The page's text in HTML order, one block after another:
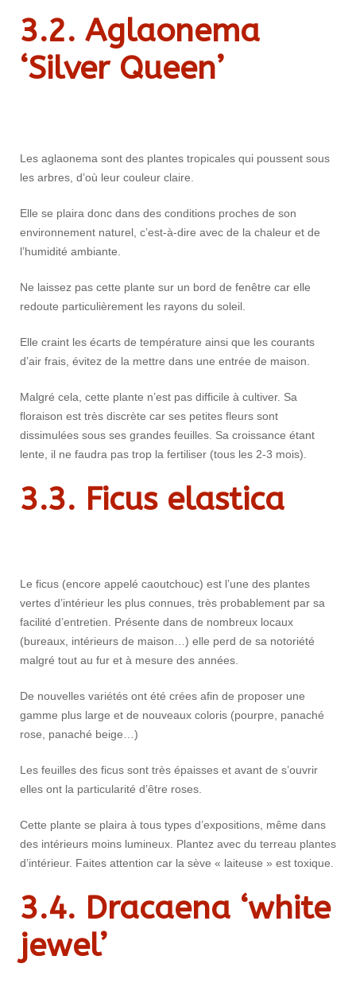
3.2. Aglaonema
‘Silver Queen’
Les aglaonema sont des plantes tropicales qui poussent sous
les arbres, d’où leur couleur claire.
Elle se plaira donc dans des conditions proches de son
environnement naturel, c’est-à-dire avec de la chaleur et de
l’humidité ambiante.
Ne laissez pas cette plante sur un bord de fenêtre car elle
redoute particulièrement les rayons du soleil.
Elle craint les écarts de température ainsi que les courants
d’air frais, évitez de la mettre dans une entrée de maison.
Malgré cela, cette plante n’est pas difficile à cultiver. Sa
floraison est très discrète car ses petites fleurs sont
dissimulées sous ses grandes feuilles. Sa croissance étant
lente, il ne faudra pas trop la fertiliser (tous les 2-3 mois).
3.3. Ficus elastica
Le ficus (encore appelé caoutchouc) est l’une des plantes
vertes d’intérieur les plus connues, très probablement par sa
facilité d’entretien. Présente dans de nombreux locaux
(bureaux, intérieurs de maison…) elle perd de sa notoriété
malgré tout au fur et à mesure des années.
De nouvelles variétés ont été crées afin de proposer une
gamme plus large et de nouveaux coloris (pourpre, panaché
rose, panaché beige…)
Les feuilles des ficus sont très épaisses et avant de s’ouvrir
elles ont la particularité d’être roses.
Cette plante se plaira à tous types d’expositions, même dans
des intérieurs moins lumineux. Plantez avec du terreau plantes
d’intérieur. Faites attention car la sève « laiteuse » est toxique.
3.4. Dracaena ‘white
jewel’